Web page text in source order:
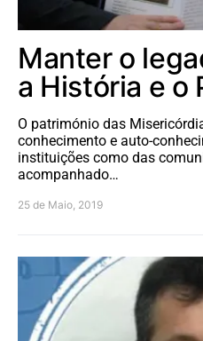
Manter o
a História e o
O património das
conhecimento e auto-
instituições como das
acompanhado…
25 de Maio, 2019